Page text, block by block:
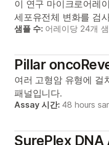
이 연구 마이크로어레
세포유전체 변화를 검
샘플 수: 어레이당 24개
Pillar
여러 고형암 유형에 걸
패널입니다.
Assay 시간: 48 hours
SurePlex